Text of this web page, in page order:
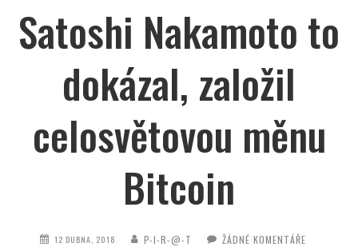
Satoshi Nakamoto to
dokázal, založil
celosvětovou měnu
Bitcoin
12 DUBNA, 2018 P-I-R-@-T ŽÁDNÉ KOMENTÁŘE